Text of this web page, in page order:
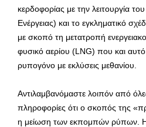
κερδοφορίας με την λειτουργία
Ενέργειας) και το εγκληματικό
με σκοπό τη μετατροπή
φυσικό αερίου (LNG) που και αυτό
ρυπογόνο με εκλύσεις μεθανίου.
Αντιλαμβανόμαστε λοιπόν από
πληροφορίες ότι ο σκοπός της
η μείωση των εκπομπών ρύπων. Η